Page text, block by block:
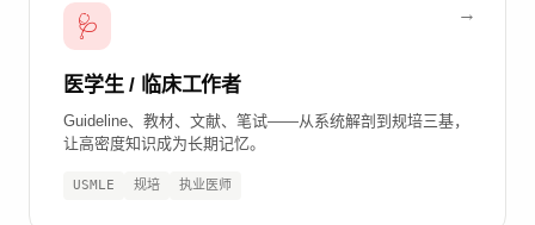
🩺
医学生 / 临床工作者
Guideline、教材、文献、笔试——从系统解剖到规培三基，
让高密度知识成为长期记忆。
USMLE 规培 执业医师